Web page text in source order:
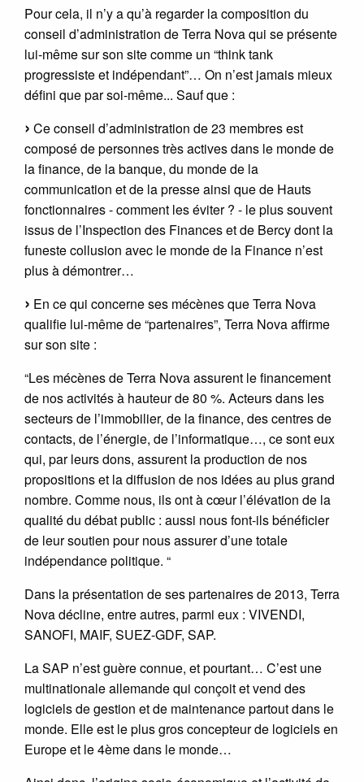
Pour cela, il n’y a qu’à regarder la composition du
conseil d’administration de Terra Nova qui se présente
lui-même sur son site comme un “think tank
progressiste et indépendant”… On n’est jamais mieux
défini que par soi-même... Sauf que :
Ce conseil d’administration de 23 membres est
composé de personnes très actives dans le monde de
la finance, de la banque, du monde de la
communication et de la presse ainsi que de Hauts
fonctionnaires - comment les éviter ? - le plus souvent
issus de l’Inspection des Finances et de Bercy dont la
funeste collusion avec le monde de la Finance n’est
plus à démontrer…
En ce qui concerne ses mécènes que Terra Nova
qualifie lui-même de “partenaires”, Terra Nova affirme
sur son site :
“Les mécènes de Terra Nova assurent le financement
de nos activités à hauteur de 80 %. Acteurs dans les
secteurs de l’immobilier, de la finance, des centres de
contacts, de l’énergie, de l’informatique…, ce sont eux
qui, par leurs dons, assurent la production de nos
propositions et la diffusion de nos idées au plus grand
nombre. Comme nous, ils ont à cœur l’élévation de la
qualité du débat public : aussi nous font-ils bénéficier
de leur soutien pour nous assurer d’une totale
indépendance politique. “
Dans la présentation de ses partenaires de 2013, Terra
Nova décline, entre autres, parmi eux : VIVENDI,
SANOFI, MAIF, SUEZ-GDF, SAP.
La SAP n’est guère connue, et pourtant… C’est une
multinationale allemande qui conçoit et vend des
logiciels de gestion et de maintenance partout dans le
monde. Elle est le plus gros concepteur de logiciels en
Europe et le 4ème dans le monde…